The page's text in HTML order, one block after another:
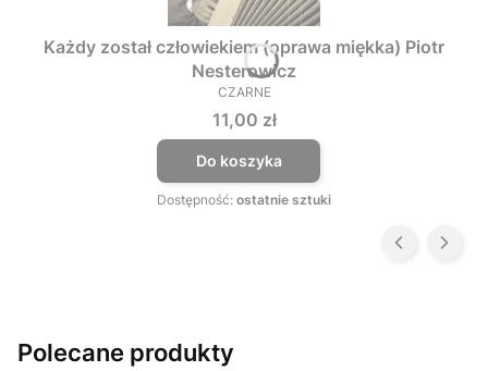
Każdy został człowiekiem (oprawa miękka) Piotr
Nesterowicz
PRODUCENT
CZARNE
Cena
11,00 zł
Do koszyka
Dostępność: ostatnie sztuki
Polecane produkty